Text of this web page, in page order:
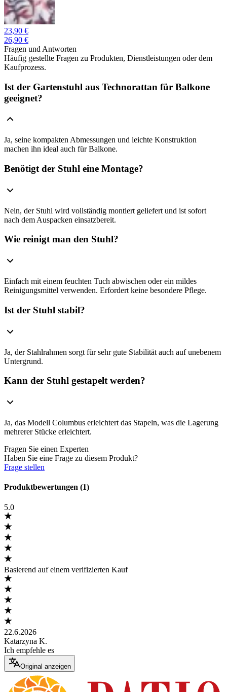
23,90 €
26,90 €
Fragen und Antworten
Häufig gestellte Fragen zu Produkten, Dienstleistungen oder dem
Kaufprozess.
Ist der Gartenstuhl aus Technorattan für Balkone
geeignet?
Ja, seine kompakten Abmessungen und leichte Konstruktion
machen ihn ideal auch für Balkone.
Benötigt der Stuhl eine Montage?
Nein, der Stuhl wird vollständig montiert geliefert und ist sofort
nach dem Auspacken einsatzbereit.
Wie reinigt man den Stuhl?
Einfach mit einem feuchten Tuch abwischen oder ein mildes
Reinigungsmittel verwenden. Erfordert keine besondere Pflege.
Ist der Stuhl stabil?
Ja, der Stahlrahmen sorgt für sehr gute Stabilität auch auf unebenem
Untergrund.
Kann der Stuhl gestapelt werden?
Ja, das Modell Columbus erleichtert das Stapeln, was die Lagerung
mehrerer Stücke erleichtert.
Fragen Sie einen Experten
Haben Sie eine Frage zu diesem Produkt?
Frage stellen
Produktbewertungen (1)
5.0
Basierend auf einem verifizierten Kauf
22.6.2026
Katarzyna K.
Ich empfehle es
Original anzeigen